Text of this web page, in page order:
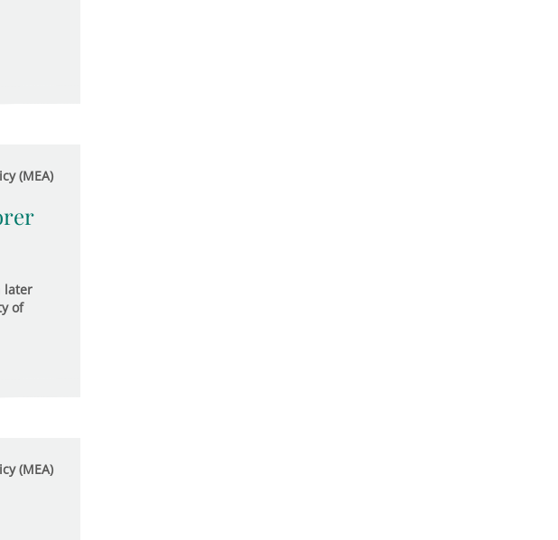
(MEA)
later
of
(MEA)